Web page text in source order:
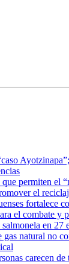
permiten el
el
fortalece
el combate y
en
gas natural no
carecen